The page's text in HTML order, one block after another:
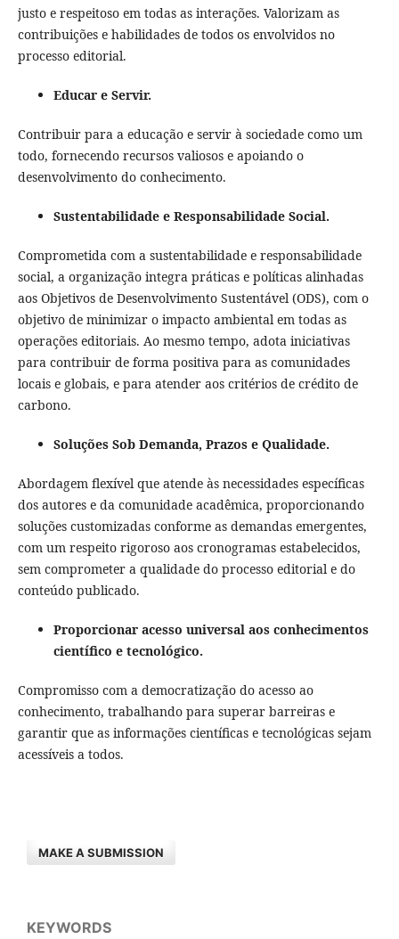
justo e respeitoso em todas as interações. Valorizam as
contribuições e habilidades de todos os envolvidos no
processo editorial.
Educar e Servir.
Contribuir para a educação e servir à sociedade como um
todo, fornecendo recursos valiosos e apoiando o
desenvolvimento do conhecimento.
Sustentabilidade e Responsabilidade Social.
Comprometida com a sustentabilidade e responsabilidade
social, a organização integra práticas e políticas alinhadas
aos Objetivos de Desenvolvimento Sustentável (ODS), com o
objetivo de minimizar o impacto ambiental em todas as
operações editoriais. Ao mesmo tempo, adota iniciativas
para contribuir de forma positiva para as comunidades
locais e globais, e para atender aos critérios de crédito de
carbono.
Soluções Sob Demanda, Prazos e Qualidade.
Abordagem flexível que atende às necessidades específicas
dos autores e da comunidade acadêmica, proporcionando
soluções customizadas conforme as demandas emergentes,
com um respeito rigoroso aos cronogramas estabelecidos,
sem comprometer a qualidade do processo editorial e do
conteúdo publicado.
Proporcionar acesso universal aos conhecimentos
científico e tecnológico.
Compromisso com a democratização do acesso ao
conhecimento, trabalhando para superar barreiras e
garantir que as informações científicas e tecnológicas sejam
acessíveis a todos.
MAKE A SUBMISSION
KEYWORDS